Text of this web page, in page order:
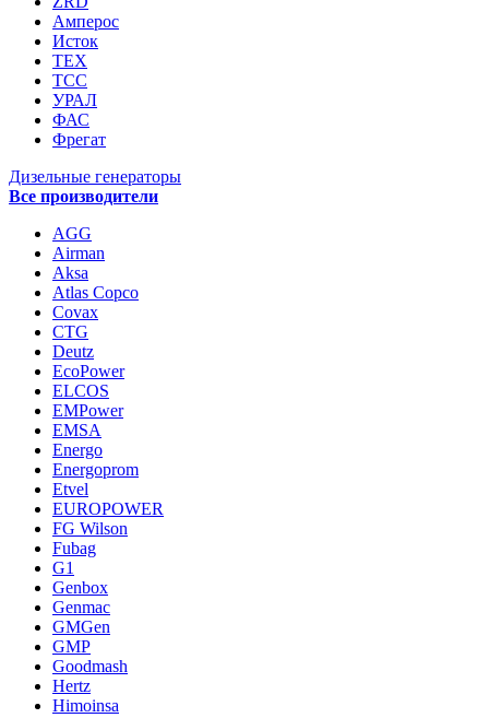
Амперос
Исток
ТЕХ
ТСС
УРАЛ
ФАС
Фрегат
Дизельные генераторы
Все производители
AGG
Airman
Aksa
Atlas Copco
Covax
CTG
Deutz
EcoPower
ELCOS
EMPower
EMSA
Energo
Energoprom
Etvel
EUROPOWER
FG Wilson
Fubag
G1
Genbox
Genmac
GMGen
GMP
Goodmash
Hertz
Himoinsa